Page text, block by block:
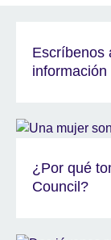
Escríbenos
¿Por qué
Council?